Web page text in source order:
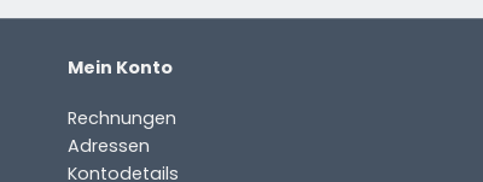
Mein Konto
Rechnungen
Adressen
Kontodetails